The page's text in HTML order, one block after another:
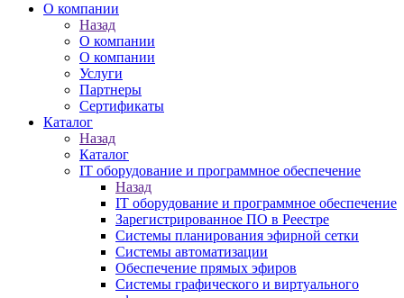
О компании
Назад
О компании
О компании
Услуги
Партнеры
Сертификаты
Каталог
Назад
Каталог
IT оборудование и программное обеспечение
Назад
IT оборудование и программное обеспечение
Зарегистрированное ПО в Реестре
Системы планирования эфирной сетки
Системы автоматизации
Обеспечение прямых эфиров
Системы графического и виртуального